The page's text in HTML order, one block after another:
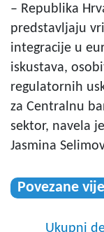
– Republika
predstavljaju
integracije u
iskustava,
regulatornih
za Centralnu
sektor, navela
Jasmina
Povezane
Ukupni